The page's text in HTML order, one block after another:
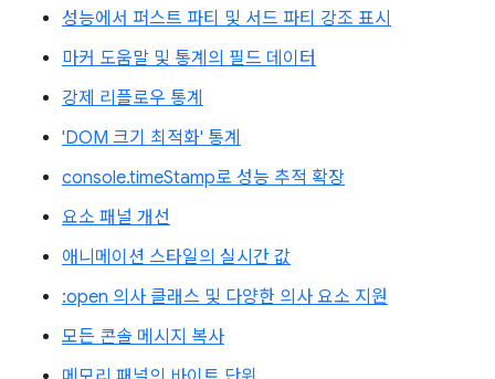
성능에서 퍼스트 파티 및 서드 파티 강조 표시
마커 도움말 및 통계의 필드 데이터
강제 리플로우 통계
'DOM 크기 최적화' 통계
console.timeStamp로 성능 추적 확장
요소 패널 개선
애니메이션 스타일의 실시간 값
:open 의사 클래스 및 다양한 의사 요소 지원
모든 콘솔 메시지 복사